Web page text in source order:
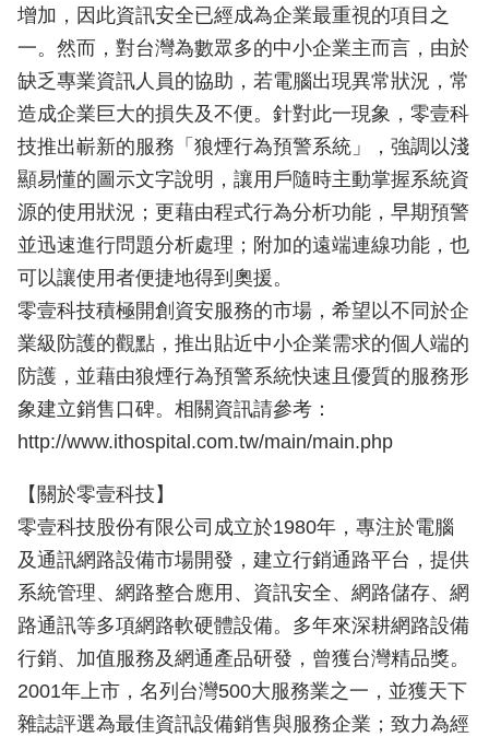
增加，因此資訊安全已經成為企業最重視的項目之
一。然而，對台灣為數眾多的中小企業主而言，由於
缺乏專業資訊人員的協助，若電腦出現異常狀況，常
造成企業巨大的損失及不便。針對此一現象，零壹科
技推出嶄新的服務「狼煙行為預警系統」，強調以淺
顯易懂的圖示文字說明，讓用戶隨時主動掌握系統資
源的使用狀況；更藉由程式行為分析功能，早期預警
並迅速進行問題分析處理；附加的遠端連線功能，也
可以讓使用者便捷地得到奧援。
零壹科技積極開創資安服務的市場，希望以不同於企
業級防護的觀點，推出貼近中小企業需求的個人端的
防護，並藉由狼煙行為預警系統快速且優質的服務形
象建立銷售口碑。相關資訊請參考：
http://www.ithospital.com.tw/main/main.php
【關於零壹科技】
零壹科技股份有限公司成立於1980年，專注於電腦
及通訊網路設備市場開發，建立行銷通路平台，提供
系統管理、網路整合應用、資訊安全、網路儲存、網
路通訊等多項網路軟硬體設備。多年來深耕網路設備
行銷、加值服務及網通產品研發，曾獲台灣精品獎。
2001年上市，名列台灣500大服務業之一，並獲天下
雜誌評選為最佳資訊設備銷售與服務企業；致力為經